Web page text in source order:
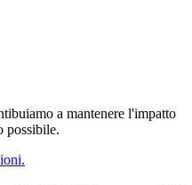
a mantenere l'impatto
possibile.